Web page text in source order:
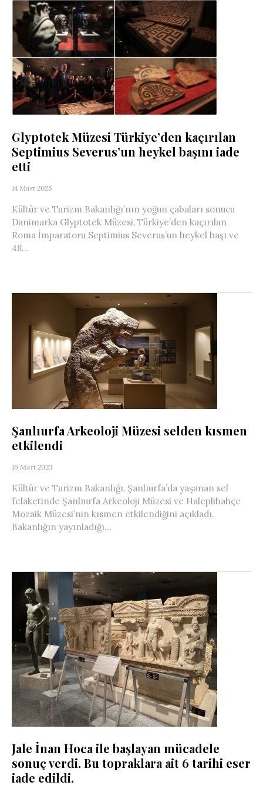
Glyptotek Müzesi Türkiye’den kaçırılan
Septimius Severus’un heykel başını iade
etti
14 Mart 2025
Kültür ve Turizm Bakanlığı’nın yoğun çabaları sonucu
Danimarka Glyptotek Müzesi, Türkiye’den kaçırılan
Roma İmparatoru Septimius Severus’un heykel başı ve
48...
Şanlıurfa Arkeoloji Müzesi selden kısmen
etkilendi
16 Mart 2023
Kültür ve Turizm Bakanlığı, Şanlıurfa’da yaşanan sel
felaketinde Şanlıurfa Arkeoloji Müzesi ve Haleplibahçe
Mozaik Müzesi’nin kısmen etkilendiğini açıkladı.
Bakanlığın yayınladığı...
Jale İnan Hoca ile başlayan mücadele
sonuç verdi. Bu topraklara ait 6 tarihi eser
iade edildi.